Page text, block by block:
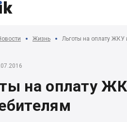
Жизнь Льготы на оплату ЖКУ
на оплату